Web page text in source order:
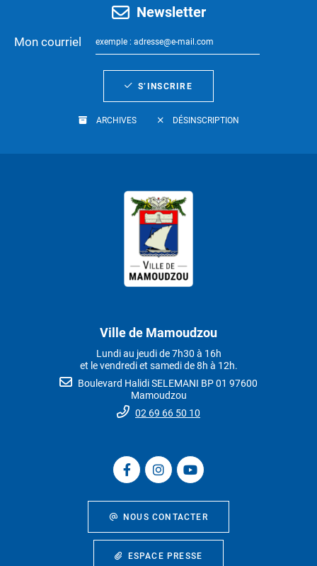
Newsletter
Mon courriel
S’INSCRIRE
ARCHIVES DÉSINSCRIPTION
Ville de Mamoudzou
Lundi au jeudi de 7h30 à 16h
et le vendredi et samedi de 8h à 12h.
Boulevard Halidi SELEMANI BP 01 97600
Mamoudzou
02 69 66 50 10
NOUS CONTACTER
ESPACE PRESSE